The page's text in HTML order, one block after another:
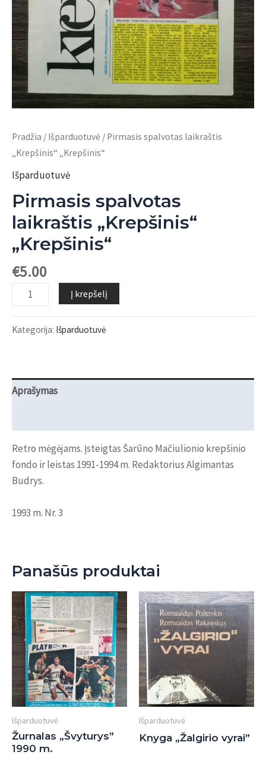
Pradžia / Išparduotuvė / Pirmasis spalvotas laikraštis
„Krepšinis“ „Krepšinis“
Išparduotuvė
Pirmasis spalvotas
laikraštis „Krepšinis“
„Krepšinis“
€5.00
produkto
kiekis:
spalvotas
„Krepšinis“
Į krepšelį
Kategorija: Išparduotuvė
Aprašymas
Retro mėgėjams. Įsteigtas Šarūno Mačiulionio krepšinio
fondo ir leistas 1991-1994 m. Redaktorius Algimantas
Budrys.
1993 m. Nr. 3
Panašūs produktai
Išparduotuvė
Žurnalas „Švyturys”
1990 m.
Išparduotuvė
Knyga „Žalgirio vyrai”